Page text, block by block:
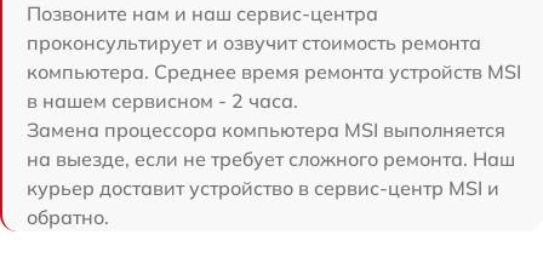
Позвоните нам и наш сервис-центра
проконсультирует и озвучит стоимость ремонта
компьютера. Среднее время ремонта устройств MSI
в нашем сервисном - 2 часа.
Замена процессора компьютера MSI выполняется
на выезде, если не требует сложного ремонта. Наш
курьер доставит устройство в сервис-центр MSI и
обратно.